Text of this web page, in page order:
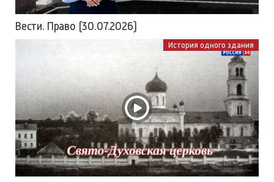
Вести. Право (30.07.2026)
История одного здания